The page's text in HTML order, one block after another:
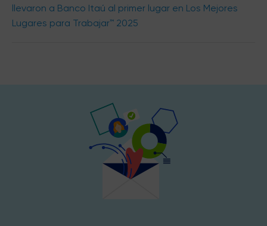
llevaron a Banco Itaú al primer lugar en Los Mejores
Lugares para Trabajar™ 2025